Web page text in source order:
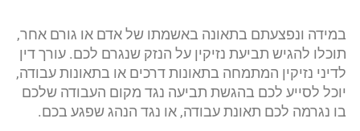
במידה ונפצעתם בתאונה באשמתו של אדם או גורם אחר,
תוכלו להגיש תביעת נזיקין על הנזק שנגרם לכם. עורך דין
לדיני נזיקין המתמחה בתאונות דרכים או בתאונות עבודה,
יוכל לסייע לכם בהגשת תביעה נגד מקום העבודה שלכם
בו נגרמה לכם תאונת עבודה, או נגד הנהג שפגע בכם.